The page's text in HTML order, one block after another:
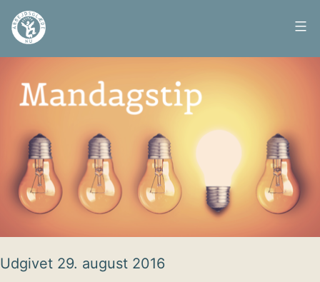
Fortsæt
Arbejdsglæde
Udgivet 29. august 2016